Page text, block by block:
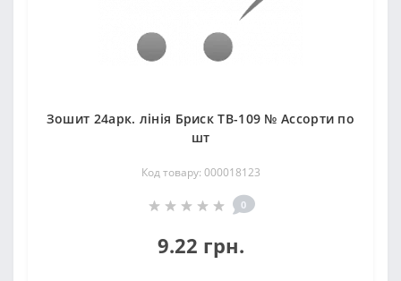
Зошит 24арк. лінія Бриск ТВ-109 № Ассорти по
шт
Код товару: 000018123
0
9.22 грн.